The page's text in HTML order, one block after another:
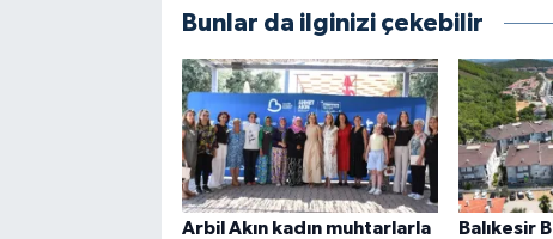
Bunlar da ilginizi çekebilir
Arbil Akın kadın muhtarlarla
Balıkesir